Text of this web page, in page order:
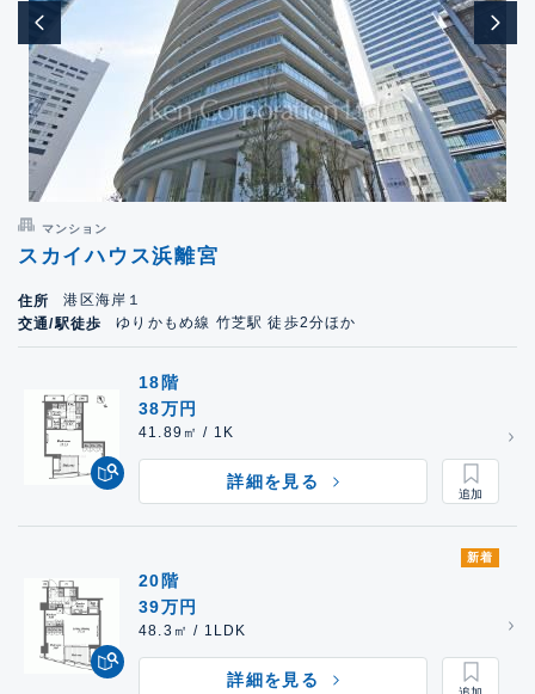
マンション
スカイハウス浜離宮
住所
港区海岸１
交通/駅徒歩
ゆりかもめ線 竹芝駅 徒歩2分ほか
18階
38万円
41.89㎡ / 1K
詳細を見る
新着
20階
39万円
48.3㎡ / 1LDK
詳細を見る